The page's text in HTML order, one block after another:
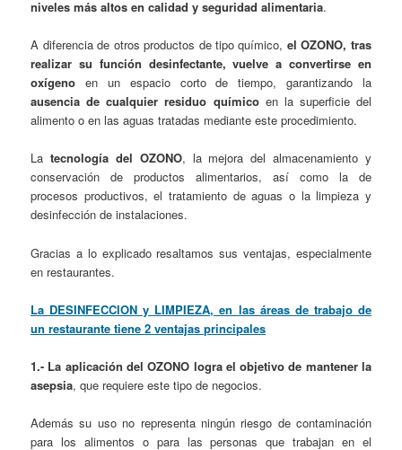
niveles más altos en calidad y seguridad alimentaria.
A diferencia de otros productos de tipo químico, el OZONO, tras
realizar su función desinfectante, vuelve a convertirse en
oxígeno en un espacio corto de tiempo, garantizando la
ausencia de cualquier residuo químicoen la superficie del
alimento o en las aguas tratadas mediante este procedimiento.
La tecnología del OZONO, la mejora del almacenamiento y
conservación de productos alimentarios, así como la de
procesos productivos, el tratamiento de aguas o la limpieza y
desinfección de instalaciones.
Gracias a lo explicado resaltamos sus ventajas, especialmente
en restaurantes.
La DESINFECCION y LIMPIEZA, en las áreas de trabajo de
un restaurante tiene 2 ventajas principales
1.- La aplicación del OZONO logra el objetivo de mantener la
asepsia, que requiere este tipo de negocios.
Además su uso no representa ningún riesgo de contaminación
para los alimentos o para las personas que trabajan en el